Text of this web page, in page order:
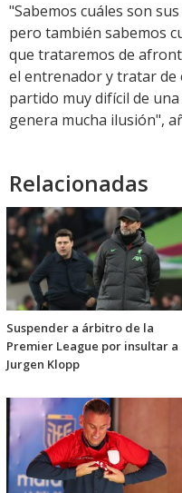
"Sabemos cuáles son
pero también sabemos
que trataremos de
el entrenador y tratar
partido muy difícil de
genera mucha ilusión",
Relacionadas
Suspender a árbitro de la
Premier League por insultar a
Jurgen Klopp